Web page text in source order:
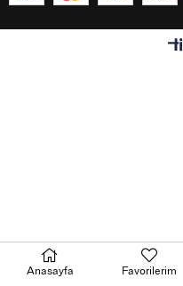
Anasayfa Favorilerim